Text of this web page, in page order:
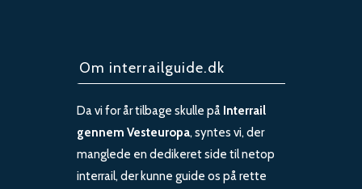
Om interrailguide.dk
Da vi for år tilbage skulle på Interrail
gennem Vesteuropa, syntes vi, der
manglede en dedikeret side til netop
interrail, der kunne guide os på rette